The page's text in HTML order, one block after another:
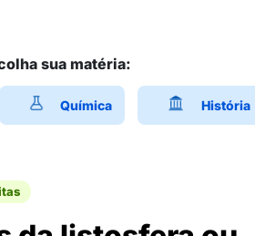
sua matéria:
Química História